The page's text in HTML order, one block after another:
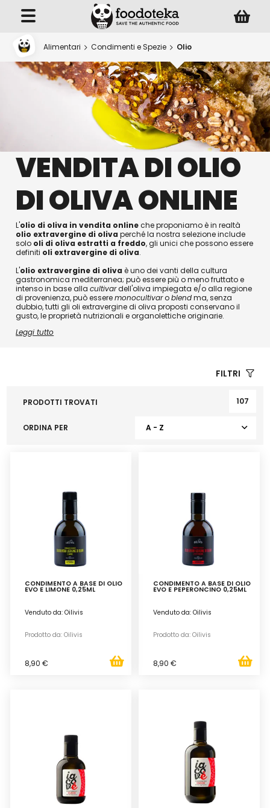
Alimentari Condimenti e Spezie Olio
VENDITA DI OLIO
DI OLIVA ONLINE
L'olio di oliva in vendita onlineche proponiamo è in realtà
olio extravergine di oliva perché la nostra selezione include
solo oli di oliva estratti a freddo, gli unici che possono essere
definiti oli extravergine di oliva.
L'olio extravergine di oliva è uno dei vanti della cultura
gastronomica mediterranea; può essere più o meno fruttato e
intenso in base allacultivardell'oliva impiegata e/o alla regione
di provenienza, può esseremonocultivaroblendma, senza
dubbio, tutti gli oli extravergine di oliva proposti conservano il
gusto, le proprietà nutrizionali e organolettiche originarie.
Leggi tutto
FILTRI
PRODOTTI TROVATI 107
ORDINA PER A - Z
CONDIMENTO A BASE DI OLIO
EVO E LIMONE 0,25ML
Venduto da: Oilivis
Prodotto da: Oilivis
8,90 €
CONDIMENTO A BASE DI OLIO
EVO E PEPERONCINO 0,25ML
Venduto da: Oilivis
Prodotto da: Oilivis
8,90 €